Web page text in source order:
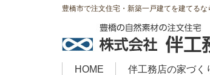
豊橋市で注文住宅・新築一戸建てを建てるな
HOME 伴工務店の家づく